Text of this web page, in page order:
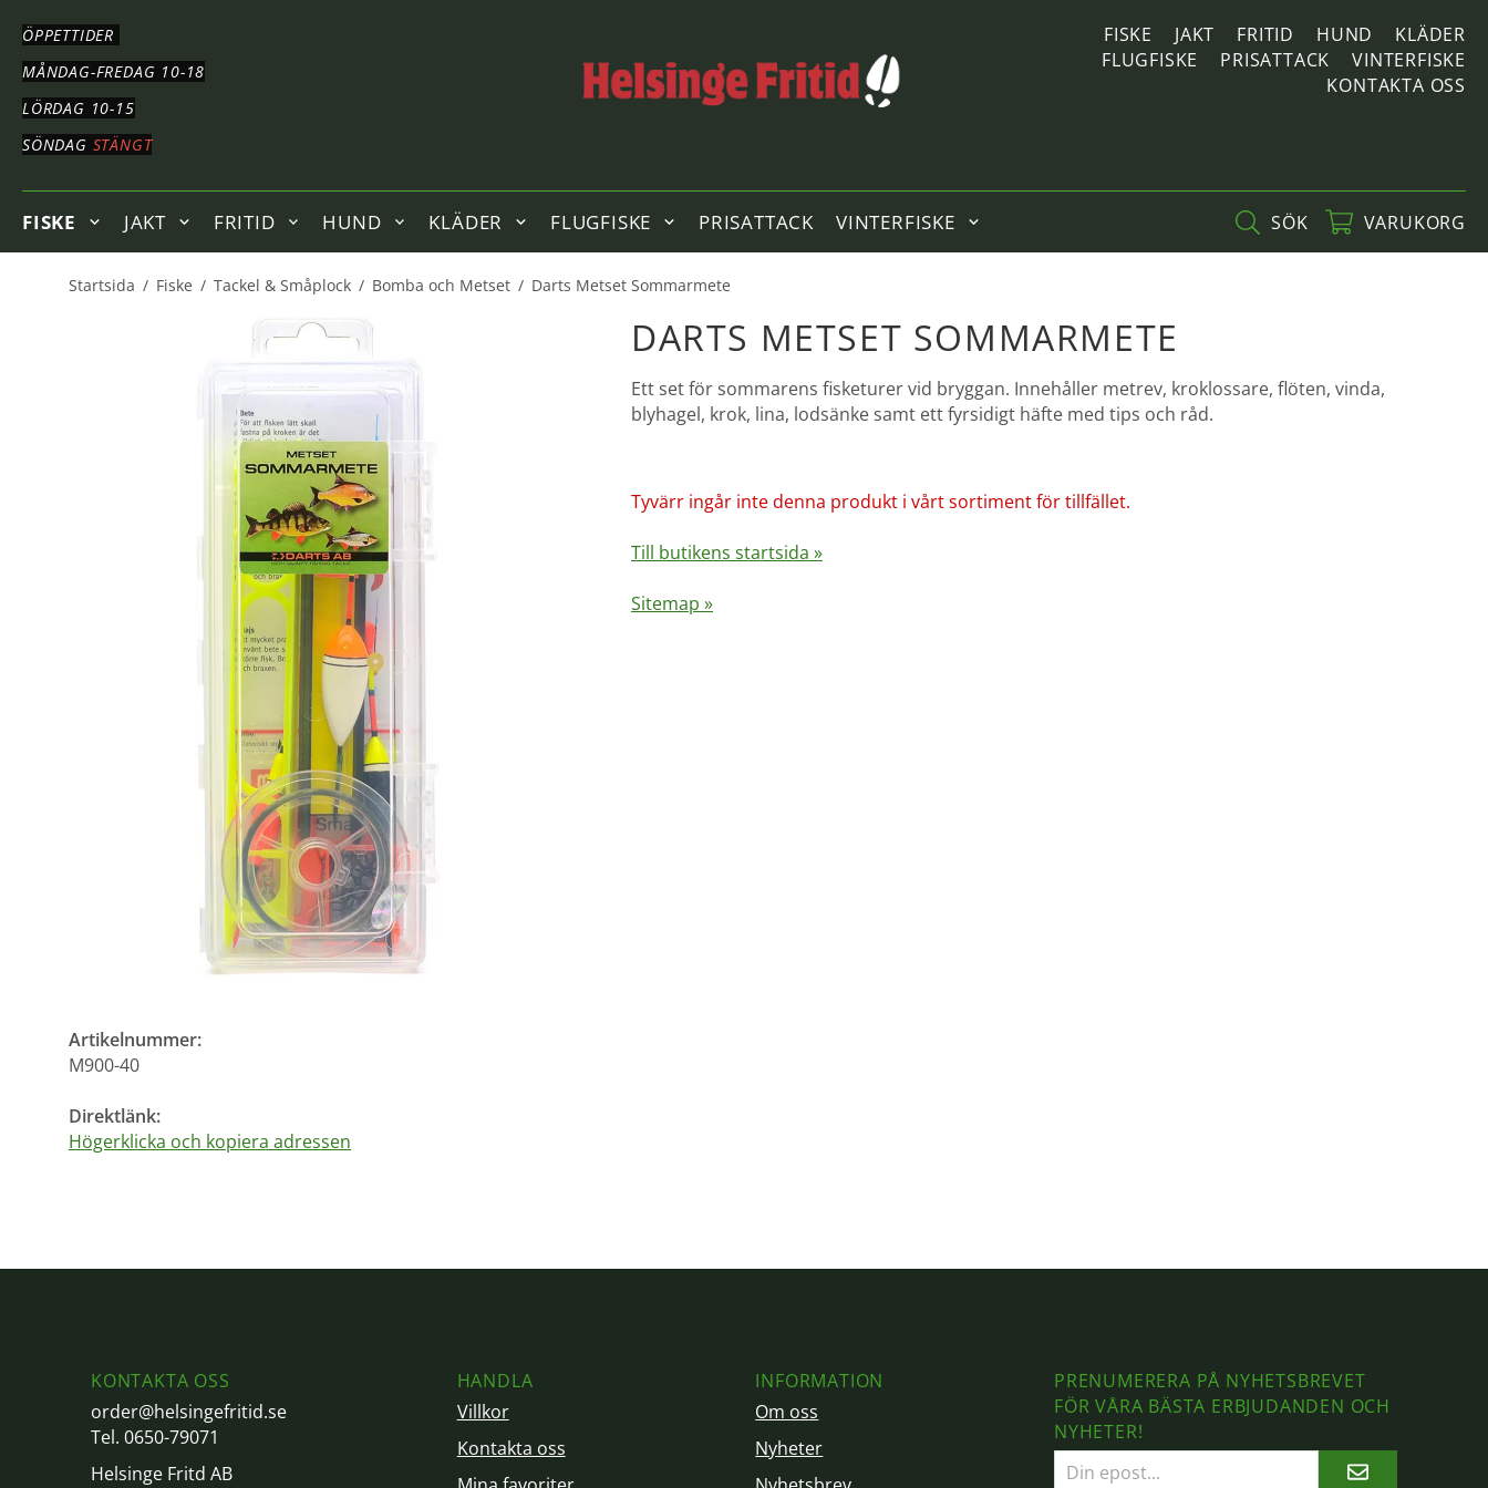
TILL
HUVUDNAVIGERINGHOPPA
TILL
HUVUDINNEHÅLLET
ÖPPETTIDER
MÅNDAG-FREDAG 10-18
LÖRDAG 10-15
SÖNDAG STÄNGT
FISKE JAKT FRITID HUND
KLÄDER
FLUGFISKE
PRISATTACK
VINTERFISKE
KONTAKTA OSS
FISKE JAKT FRITID HUND KLÄDER FLUGFISKE PRISATTACK VINTERFISKE SÖK VARUKORG
Startsida / Fiske / Tackel & Småplock / Bomba och Metset / Darts Metset Sommarmete
DARTS METSET SOMMARMETE
Ett set för sommarens fisketurer vid bryggan. Innehåller metrev, kroklossare, flöten, vinda,
blyhagel, krok, lina, lodsänke samt ett fyrsidigt häfte med tips och råd.
Tyvärr ingår inte denna produkt i vårt sortiment för tillfället.
Till butikens startsida »
Sitemap »
Artikelnummer:
M900-40
Direktlänk:
Högerklicka och kopiera adressen
KONTAKTA OSS
order@helsingefritid.se
Tel. 0650-79071
Helsinge Fritd AB
HANDLA
Villkor
Kontakta oss
INFORMATION
Om oss
Nyheter
PRENUMERERA PÅ NYHETSBREVET
FÖR VÅRA BÄSTA ERBJUDANDEN OCH
NYHETER!
E-